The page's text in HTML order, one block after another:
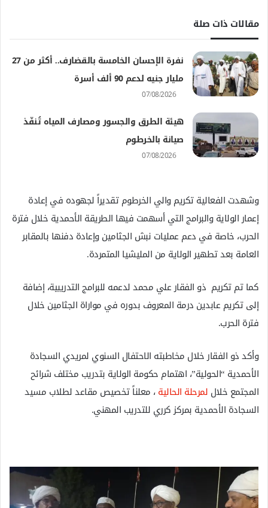
مقالات ذات صلة
نفرة الإحسان الخامسة بالقضارف.. أكثر من 27
مليار جنيه لدعم 90 ألف أسرة
07/08/2026
هيئة الطرق والجسور ومصارف المياه تُنفّذ
صيانة بالخرطوم
07/08/2026
وشهدت الفعالية تكريم والي الخرطوم تقديراً لجهوده في إعادة
إعمار الولاية والبرامج التي أسهمت فيها الطريقة الأحمدية خلال فترة
الحرب، خاصة في دعم عمليات نبش الجثامين وإعادة دفنها بالمقابر
العامة بعد تطهير الولاية من المليشيا المتمردة.
كما تم تكريم ذو الفقار علي محمد لدعمه للبرامج التدريبية، إضافة
إلى تكريم عابدين درمة المعروف بدوره في مواراة الجثامين خلال
فترة الحرب.
وأكد ذو الفقار خلال مخاطبته الاحتفال السنوي لمريدي السجادة
الأحمدية “الحولية”، اهتمام حكومة الولاية بتدريب مختلف شرائح
المجتمع خلال لمرحلة الحالية، معلناً تخصيص مقاعد لطلاب مسيد
السجادة الأحمدية بمركز كرري للتدريب المهني.